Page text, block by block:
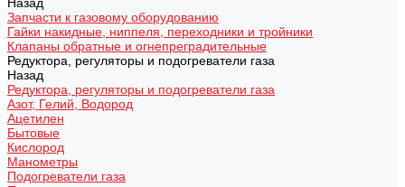
Запчасти к газовому оборудованию
Гайки накидные, ниппеля, переходники и тройники
Клапаны обратные и огнепреградительные
Редуктора, регуляторы и подогреватели газа
Назад
Редуктора, регуляторы и подогреватели газа
Азот, Гелий, Водород
Ацетилен
Бытовые
Кислород
Манометры
Подогреватели газа